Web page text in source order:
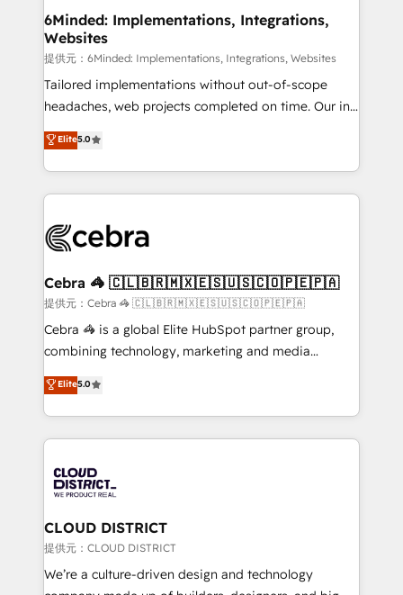
from other CRMs to HubSpot without data loss or
downtime. 🔹 RevOps Strategy: Align teams,
processes, and data to drive revenue efficiency. 🔹
Integrations: Connect HubSpot with your tech stack
for better adoption. 🔹 Custom Solutions: Build
SOC 2 Type II and ISO 27001 certified, reinforcing
our commitment to data security and compliance. At
6Minded: Implementations, Integrations,
Websites
提供元：6Minded: Implementations, Integrations, Websites
Tailored implementations without out-of-scope
headaches, web projects completed on time. Our in-
house team of certified CRM architects, experts,
developers, designers, and marketers handles all
aspects of your HubSpot. ✨ 400+ global clients ✨
100+ seamless migrations from 15+ different CRMs
implementations, and 5,000+ pages ✨ CS: Clients
CS: 245% organic growth & +751% new visitors for a
full-funnel HubSpot project ✨ CS: 415% conversion
boost with a new HubSpot site Recognized leaders:
🏆 HubSpot Platform Migration Impact Award 🏆
Inbound Campaign of the Year 🏆 Gold AVA Digital
Award for Best Website 🌟 Accreditations: CRM
Elite5.0
Cebra 🦓 🇨🇱🇧🇷🇲🇽🇪🇸🇺🇸🇨🇴🇵🇪🇵🇦
提供元：Cebra 🦓 🇨🇱🇧🇷🇲🇽🇪🇸🇺🇸🇨🇴🇵🇪🇵🇦
Cebra 🦓 is a global Elite HubSpot partner group,
combining technology, marketing and media
expertise across Latin America and Southern
Europe, with teams across 7 countries. Born in Chile,
we combine local insight with international reach to
help businesses grow through technology, creativity,
500+ HubSpot implementations, building end-to-
end solutions that integrate CRM, AI automation,
inbound and loop marketing, content, and digital
creativity. Our multicultural team works in Spanish,
Portuguese, and English to design scalable strategies
that drive measurable growth. 🌎 Highlights: • 10+
Elite5.0
CLOUD DISTRICT
提供元：CLOUD DISTRICT
We’re a culture-driven design and technology